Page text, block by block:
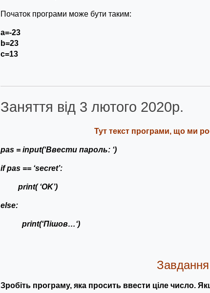
Початок програми може бути таким:
a=-23
b=23
c=13
Заняття від 3 лютого 2020р.
Тут текст програми, що ми
pas =input(‘Ввести пароль: ‘)
if pas == ‘secret’:
print( ‘OK’)
else:
print(‘Пішов…‘)
Завдання
Зробіть програму, яка просить ввести ціле число.